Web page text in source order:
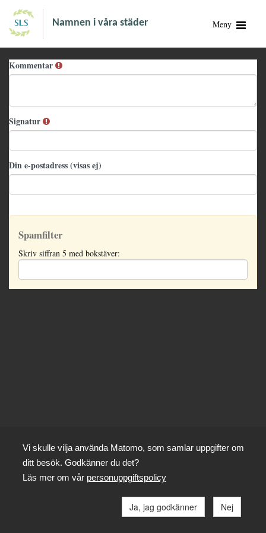
Namnen i våra städer Meny
Kommentar
Signatur
Din e-postadress (visas ej)
Spamfilter
Skriv siffran 5 med bokstäver:
Vi skulle vilja använda Matomo, som samlar uppgifter om
ditt besök. Godkänner du det?
Läs mer om vår personuppgiftspolicy
Ja, jag godkänner Nej